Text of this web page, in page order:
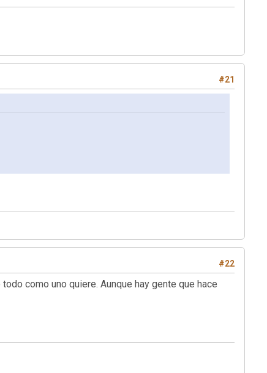
#21
#22
como uno quiere. Aunque hay gente que hace